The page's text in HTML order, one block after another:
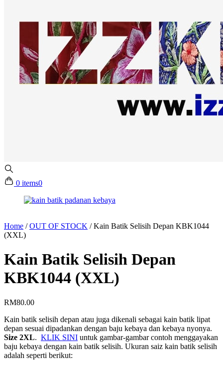
0 items0
Home /OUT OF STOCK /Kain Batik Selisih Depan KBK1044
(XXL)
Kain Batik Selisih Depan
KBK1044 (XXL)
RM80.00
Kain batik selisih depan atau juga dikenali sebagai kain batik lipat
depan sesuai dipadankan dengan baju kebaya dan kebaya nyonya.
Size 2XL. KLIK SINI untuk gambar-gambar contoh menggayakan
baju kebaya dengan kain batik selisih. Ukuran saiz kain batik selisih
adalah seperti berikut: